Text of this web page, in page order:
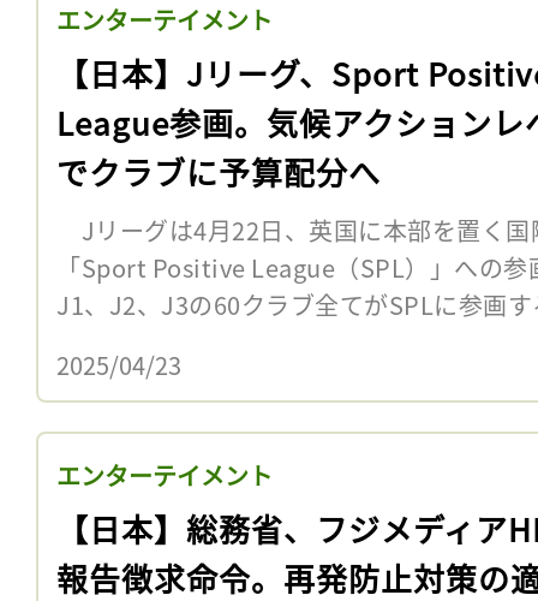
エンターテイメント
【日本】Jリーグ、Sport
League参画。気候アクションレ
でクラブに予算配分へ
Jリーグは4月22日、英国に本部を置く
「Sport Positive League（SPL）」への
J1、J2、J3の60クラブ全てがSPLに参
2025/04/23
エンターテイメント
【日本】総務省、フジメディア
報告徴求命令。再発防止対策の